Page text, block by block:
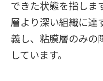
できた状態を指しま
層より深い組織に達
義し、粘膜層のみの
しています。